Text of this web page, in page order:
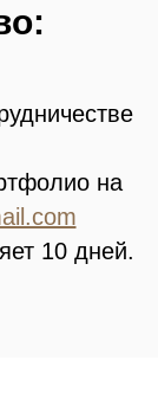
на
10 дней.